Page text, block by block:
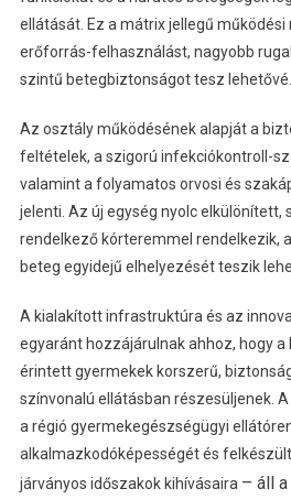
ellátását. Ez a mátrix jellegű
erőforrás-felhasználást, nagyobb
szintű betegbiztonságot tesz lehetővé.
Az osztály működésének alapját a
feltételek, a szigorú infekciókontroll-
valamint a folyamatos orvosi és
jelenti. Az új egység nyolc elkülönített,
rendelkező kórteremmel rendelkezik,
beteg egyidejű elhelyezését teszik
A kialakított infrastruktúra és az
egyaránt hozzájárulnak ahhoz, hogy a
érintett gyermekek korszerű,
színvonalú ellátásban részesüljenek.
a régió gyermekegészségügyi
alkalmazkodóképességét és
járványos időszakok kihívásaira – áll